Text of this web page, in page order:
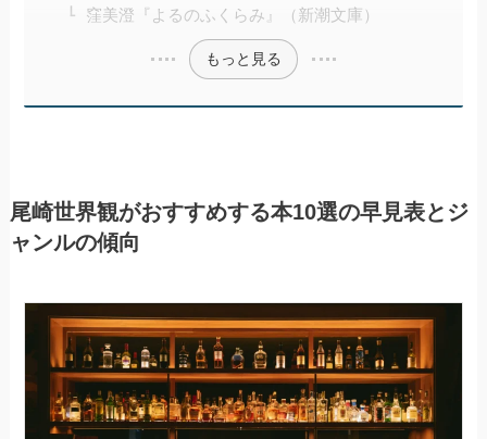
窪美澄『よるのふくらみ』（新潮文庫）
もっと見る
尾崎世界観がおすすめする本10選の早見表とジ
ャンルの傾向